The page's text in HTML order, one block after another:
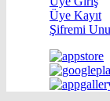
Üye Kayıt
Şifremi